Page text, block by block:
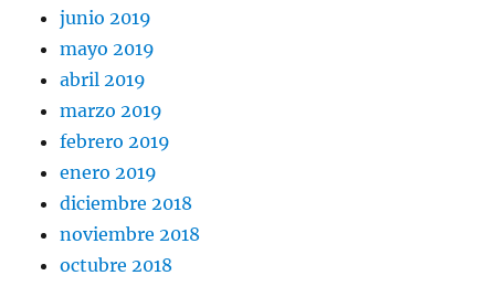
junio 2019
mayo 2019
abril 2019
marzo 2019
febrero 2019
enero 2019
diciembre 2018
noviembre 2018
octubre 2018